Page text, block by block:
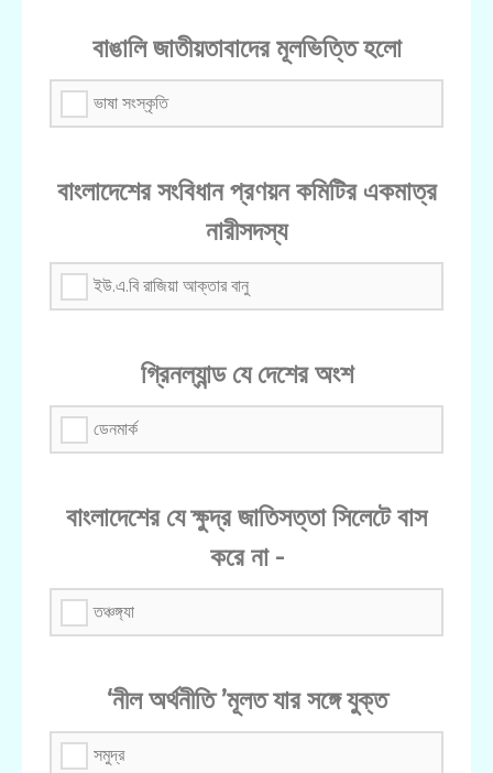
বাঙালি জাতীয়তাবাদের মূলভিত্তি হলো
ভাষা সংস্কৃতি
বাংলাদেশের সংবিধান প্রণয়ন কমিটির একমাত্র
নারীসদস্য
ইউ.এ.বি রাজিয়া আক্তার বানু
গ্রিনল্যান্ড যে দেশের অংশ
ডেনমার্ক
বাংলাদেশের যে ক্ষুদ্র জাতিসত্তা সিলেটে বাস
করে না -
তঞ্চঙ্গ্যা
‘নীল অর্থনীতি ’মূলত যার সঙ্গে যুক্ত
সমুদ্র